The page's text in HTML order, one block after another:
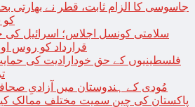
کو
سلامتی کونسل اجلاس؛ اسرائیل کی
قرارداد کو روس
فلسطینیوں کے حق خودارادیت کی
مُودی کے ہندوستان میں آزادیِ